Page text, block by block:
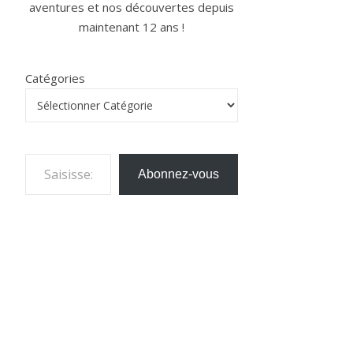
aventures et nos découvertes depuis
maintenant 12 ans !
Catégories
Saisissez votre adresse e-mail…
Abonnez-vous